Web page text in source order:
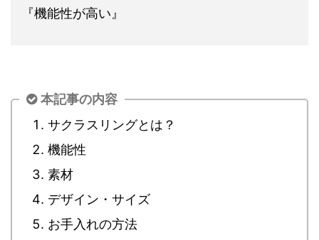
『機能性が高い』
本記事の内容
サクラスリングとは？
機能性
素材
デザイン・サイズ
お手入れの方法